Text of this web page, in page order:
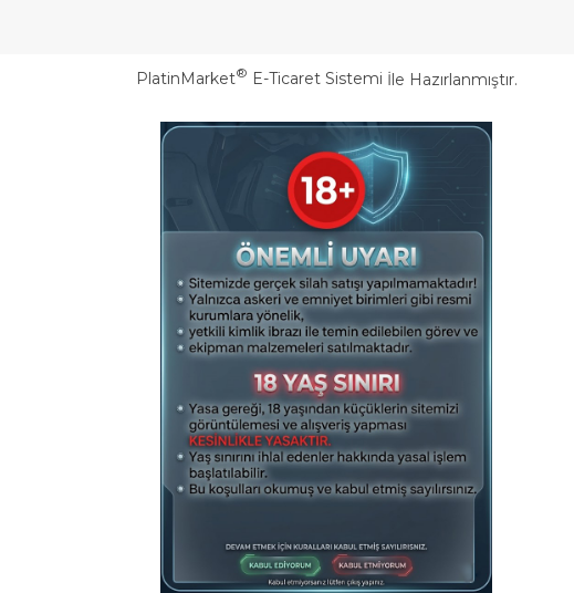
PlatinMarket® E-Ticaret Sistemi İle Hazırlanmıştır.